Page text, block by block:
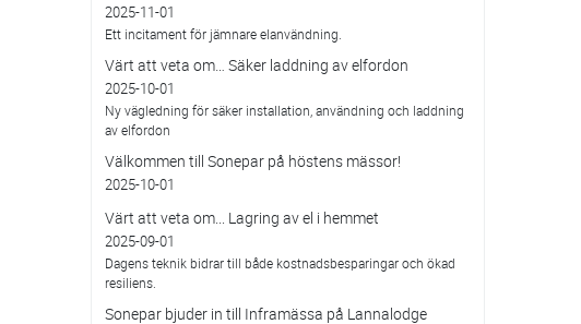
2025-11-01
Ett incitament för jämnare elanvändning.
Värt att veta om… Säker laddning av elfordon
2025-10-01
Ny vägledning för säker installation, användning och laddning
av elfordon
Välkommen till Sonepar på höstens mässor!
2025-10-01
Värt att veta om... Lagring av el i hemmet
2025-09-01
Dagens teknik bidrar till både kostnadsbesparingar och ökad
resiliens.
Sonepar bjuder in till Inframässa på Lannalodge